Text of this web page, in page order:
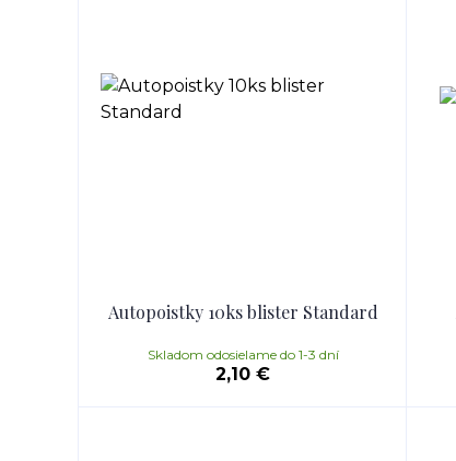
Autopoistky 10ks blister Standard
2,10 €
Skladom odosielame do 1-3 dní